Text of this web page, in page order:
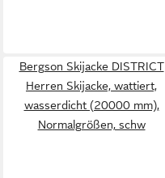
Bergson Skijacke DISTRICT
Herren Skijacke, wattiert,
wasserdicht (20000 mm),
Normalgrößen, schw